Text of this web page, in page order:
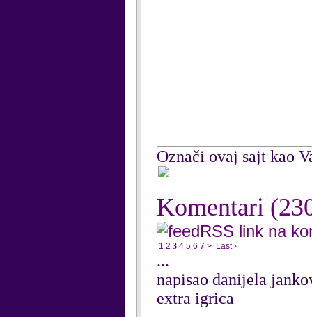
Označi ovaj sajt kao
Komentari
RSS link na
1 2 3 4 5 6 7 > Last ›
...
napisao danijela
extra igrica